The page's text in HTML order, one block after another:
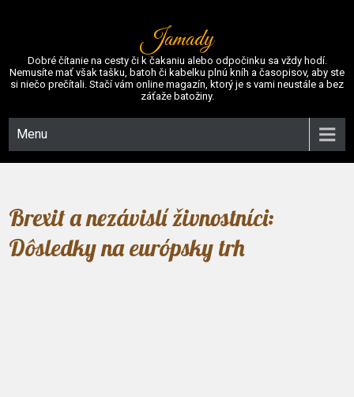
Jamady
Dobré čítanie na cesty či k čakaniu alebo odpočinku sa vždy hodí.
Nemusíte mať však tašku, batoh či kabelku plnú kníh a časopisov, aby ste
si niečo prečítali. Stačí vám online magazín, ktorý je s vami neustále a bez
záťaže batožiny.
Menu
Brexit a nezávislí živnostníci:
Dôsledky na európsky trh